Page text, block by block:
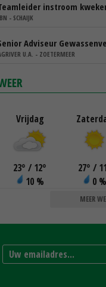
instroom
- SCHAIJK
Adviseur
U.A. - ZOETERMEER
Vrijdag
23° / 12°
10 %
27° / 11
0 %
MEER